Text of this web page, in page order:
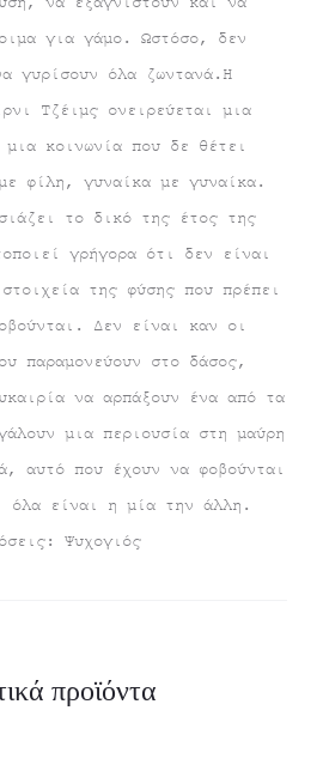
για γάμο. Ωστόσο, δεν
γυρίσουν όλα ζωντανά.Η
Τζέιμς ονειρεύεται μια
κοινωνία που δε θέτει
φίλη, γυναίκα με γυναίκα.
το δικό της έτος της
γρήγορα ότι δεν είναι
της φύσης που πρέπει
Δεν είναι καν οι
παραμονεύουν στο δάσος,
να αρπάξουν ένα από τα
μια περιουσία στη μαύρη
αυτό που έχουν να φοβούνται
όλα είναι η μία την άλλη.
Ψυχογιός
προϊόντα